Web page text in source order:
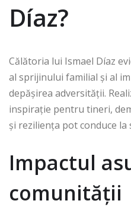
Díaz?
Călătoria lui Ismael Díaz
al sprijinului familial și al
depășirea adversității.
inspirație pentru tineri,
și reziliența pot conduce la
Impactul
comunității